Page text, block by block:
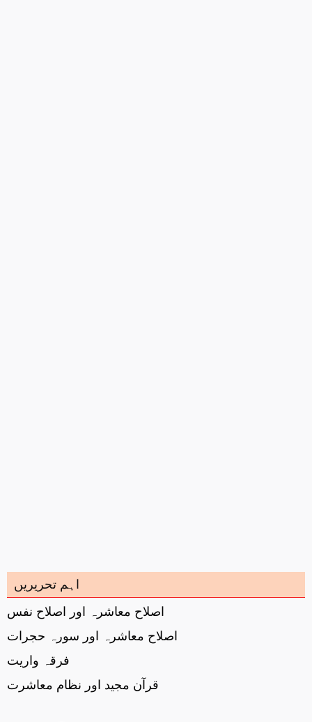
اہم تحریریں
اصلاح معاشرہ اور اصلاح نفس
اصلاح معاشرہ اور سورہ حجرات
فرقہ واریت
قرآن مجید اور نظام معاشرت